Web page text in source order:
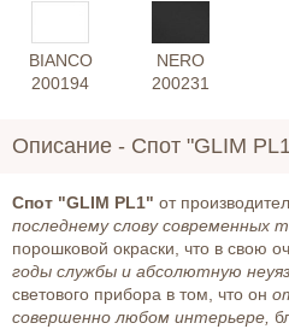
BIANCO
200194
NERO
200231
Описание - Спот "GLIM
Спот "GLIM PL1" от
последнему слову современных
порошковой окраски, что в свою
годы службы и абсолютную
светового прибора в том, что он
совершенно любом интерьере,